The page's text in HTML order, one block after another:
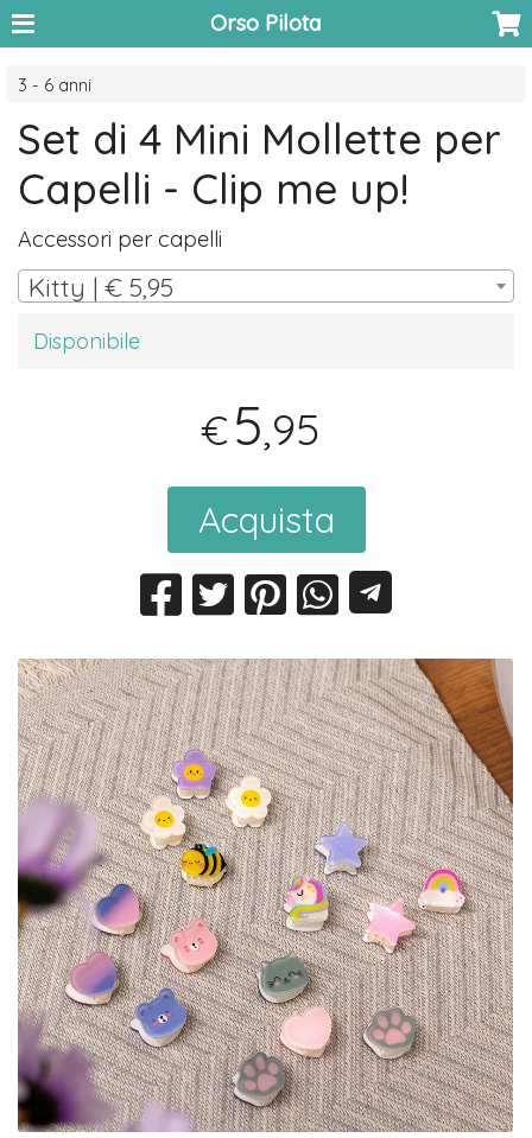
Orso Pilota
3 - 6 anni
Set di 4 Mini Mollette per
Capelli - Clip me up!
Accessori per capelli
Kitty | € 5,95
Disponibile
€5,95
Acquista